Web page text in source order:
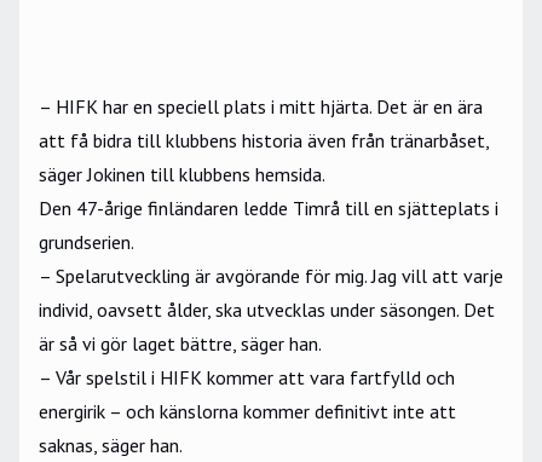
– HIFK har en speciell plats i mitt hjärta. Det är en ära
att få bidra till klubbens historia även från tränarbåset,
säger Jokinen till klubbens hemsida.
Den 47-årige finländaren ledde Timrå till en sjätteplats i
grundserien.
– Spelarutveckling är avgörande för mig. Jag vill att varje
individ, oavsett ålder, ska utvecklas under säsongen. Det
är så vi gör laget bättre, säger han.
– Vår spelstil i HIFK kommer att vara fartfylld och
energirik – och känslorna kommer definitivt inte att
saknas, säger han.